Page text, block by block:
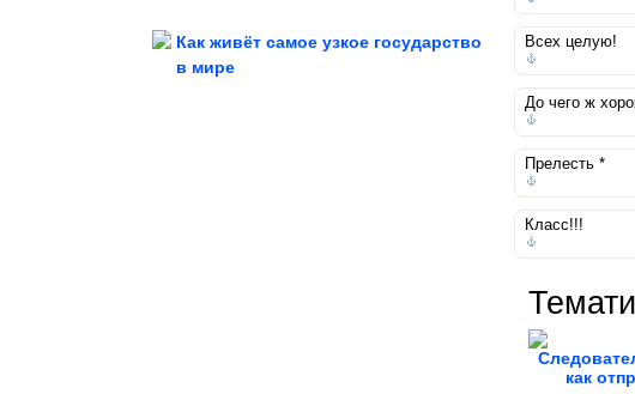
Как живёт самое узкое государство
в мире
Всех целую!
До чего ж
Прелесть *
Класс!!!
как